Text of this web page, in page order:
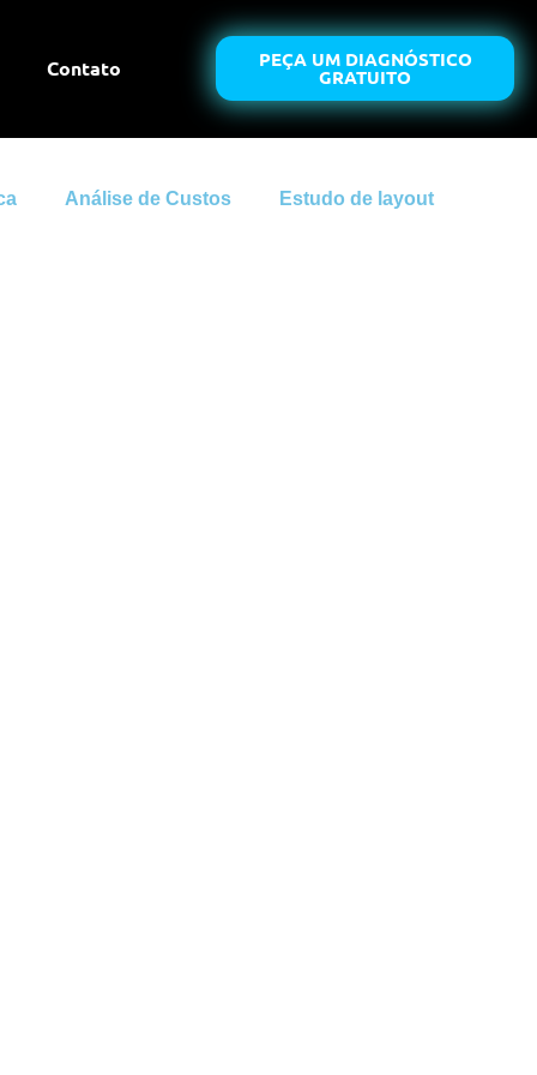
Contato PEÇA UM DIAGNÓSTICO
GRATUITO
Análise de Custos Estudo de layout